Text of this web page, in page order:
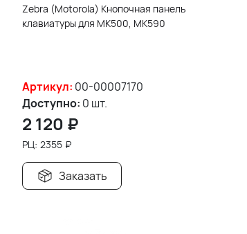
Zebra (Motorola) Кнопочная панель
клавиатуры для MK500, MK590
Артикул: 00-00007170
Доступно: 0 шт.
2 120 ₽
РЦ: 2355 ₽
Заказать